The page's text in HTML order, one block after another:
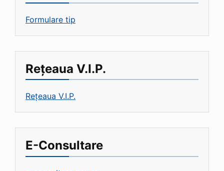
Formulare tip
Rețeaua V.I.P.
Rețeaua V.I.P.
E-Consultare